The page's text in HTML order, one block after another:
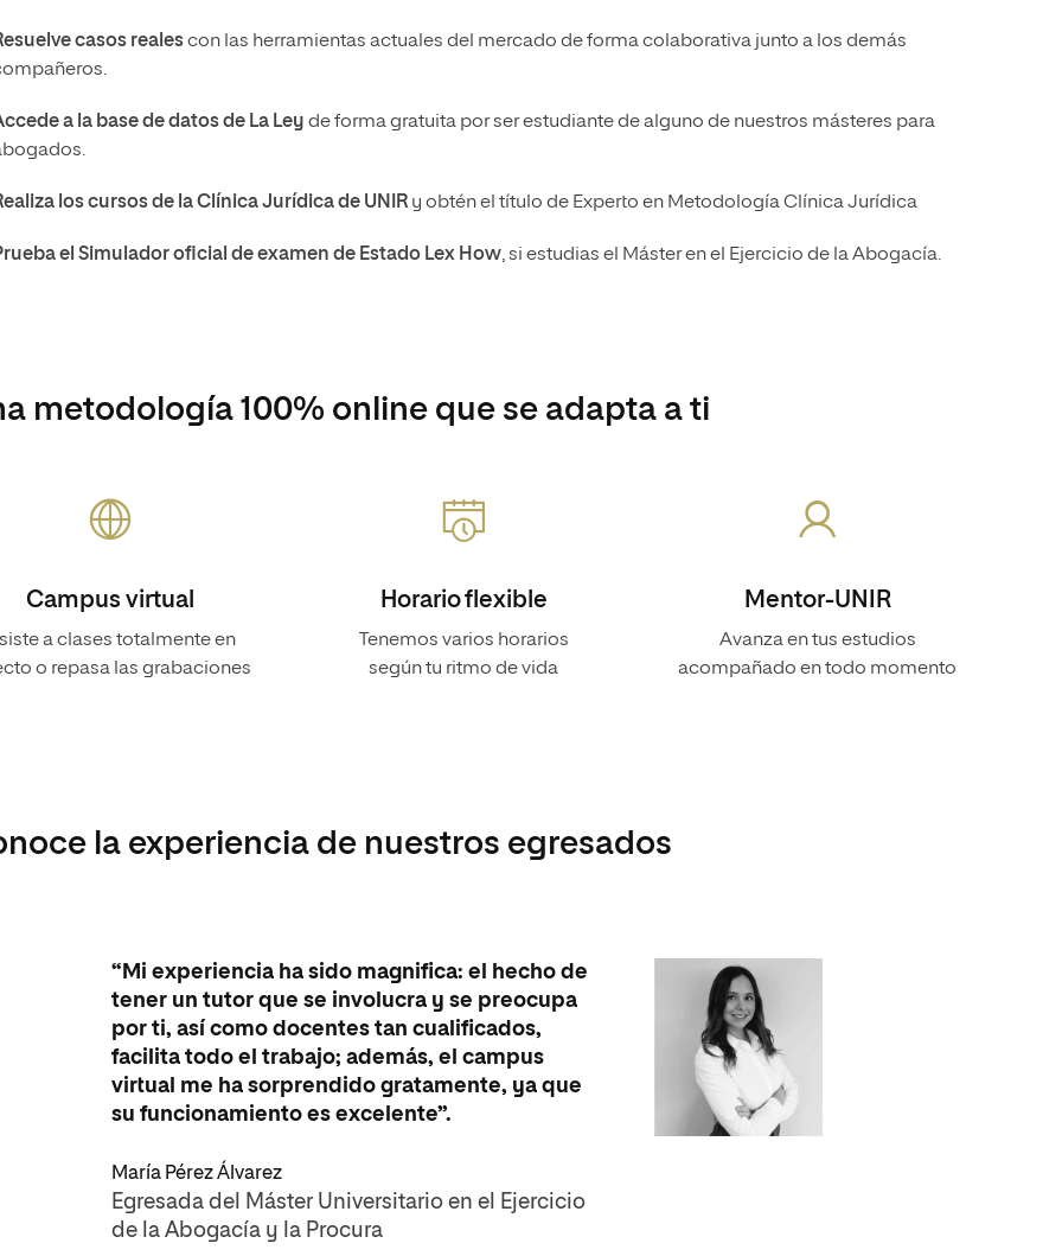
casos realescon las herramientas actuales del mercado de forma colaborativa junto a los demás
a la base de datos de La Ley de forma gratuita por ser estudiante de alguno de nuestros másteres para
los cursos de laClínica Jurídica de UNIR y obtén el título de Experto en Metodología Clínica Jurídica
el Simulador oficial de examen de Estado Lex How, si estudias el Máster en el Ejercicio de la Abogacía.
metodología 100% online que se adapta a ti
Campus virtual
a clases totalmente en
o repasa las grabaciones
Horario flexible
Tenemos varios horarios
según tu ritmo de vida
Mentor-UNIR
Avanza en tus estudios
acompañado en todo momento
la experiencia de nuestros egresados
“Mi experiencia ha sido magnifica: el hecho de
tener un tutor que se involucra y se preocupa
por ti, así como docentes tan cualificados,
facilita todo el trabajo; además, el campus
virtual me ha sorprendido gratamente, ya que
su funcionamiento es excelente”.
María Pérez Álvarez
Egresada del Máster Universitario en el Ejercicio
de la Abogacía y la Procura